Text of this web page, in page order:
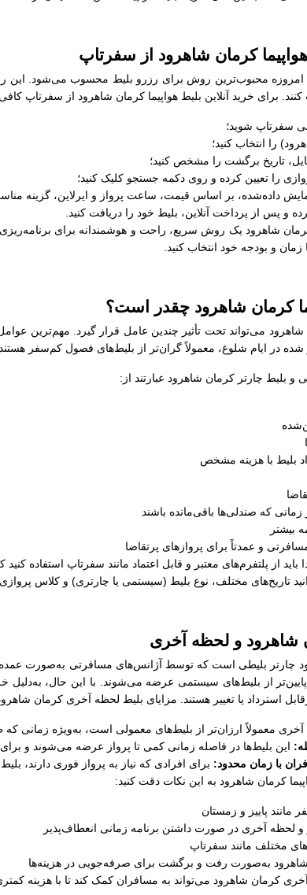
هواپیما کرمان شاهرود از سفرتاپ
امروزه محبوب‌ترین روش برای رزرو بلیط محسوب می‌شود. این
کنند. برای خرید آنلاین بلیط هواپیما کرمان شاهرود از سفرتاپ
سفرتاپ شوید؛
را انتخاب کنید؛
تاریخ برگشت را مشخص کنید؛
را تعیین کرده و روی دکمه جستجو کلیک کنید؛
داده‌شده، بر اساس قیمت، ساعت پرواز و ایرلاین، گزینه
و پس از پرداخت آنلاین، بلیط خود را دریافت کنید.
کرمان شاهرود یک روش سریع، راحت و هوشمندانه برای
زمان و بودجه خود انتخاب کنید.
کرمان شاهرود چقدر است؟
شاهرود می‌تواند تحت تأثیر چندین عامل قرار گیرد. مهم‌ترین
شده در ایام شلوغ، معمولاً گران‌تر از بلیط‌های فصول کم‌سفر
بلیط چارتر کرمان شاهرود عبارتند از:
بلیط با هزینه مشخص
زمانی که صندلی‌ها باقی‌مانده باشند
بیشتر
و عمدتاً برای پروازهای پرتقاضا
باید از پلتفرم‌های معتبر و قابل اعتماد مانند سفرتاپ استفاده
تاریخ‌های مختلف، نوع بلیط (سیستمی یا چارتری) و کلاس
شاهرود و لحظه آخری
چارتر بلیطی است که توسط آژانس‌های مسافرتی به‌صورت
از بلیط‌های سیستمی عرضه می‌شوند. با این حال،
استرداد یا تغییر هستند. مزایای بلیط لحظه آخری کرمان شاهرود
معمولاً ارزان‌تر از بلیط‌های معمولی است، به‌ویژه زمانی که
این بلیط‌ها در فاصله زمانی کمی تا پرواز عرضه می‌شوند و
با زمان محدود: برای افرادی که نیاز به پرواز فوری دارند،
کرمان شاهرود به این نکات دقت کنید:
پاییز و زمستان
و لحظه آخری در صورت داشتن برنامه زمانی انعطاف‌پذیر
مختلف مانند سفرتاپ
شاهرود به‌صورت رفت و برگشت برای صرفه‌جویی در هزینه‌ها
کرمان شاهرود می‌تواند به مسافران کمک کند تا با هزینه